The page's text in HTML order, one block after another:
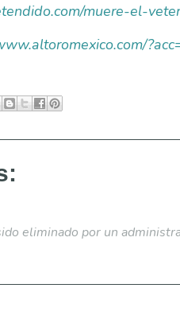
muere-el-
eliminado por un